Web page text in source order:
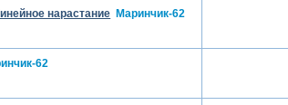
нарастание Маринчик-62
62